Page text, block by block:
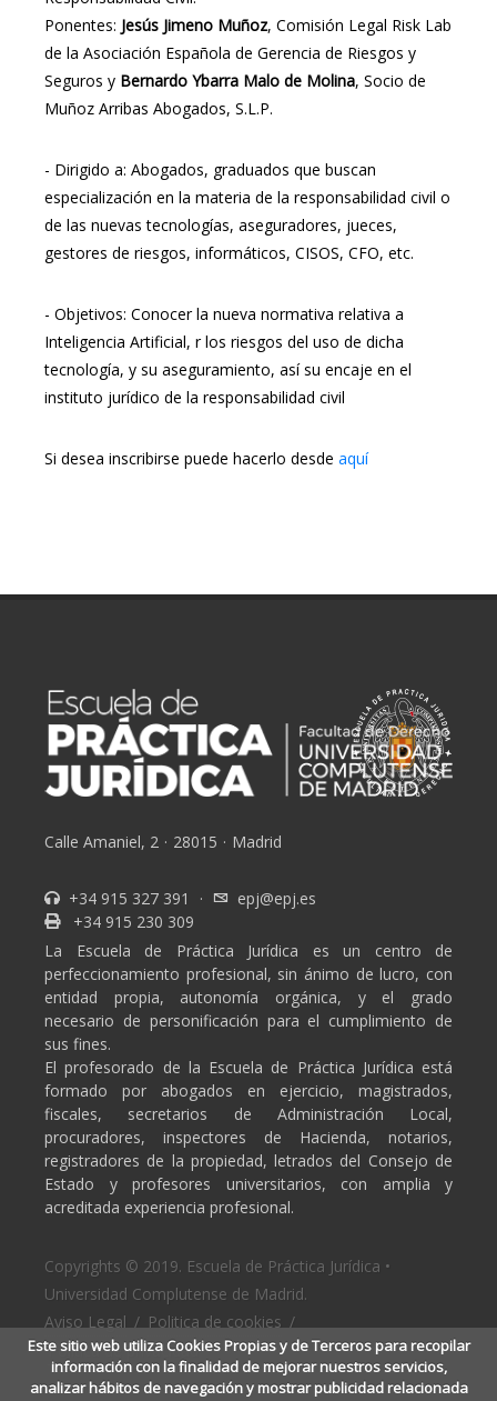
Ponentes: Jesús Jimeno Muñoz, Comisión Legal Risk Lab
de la Asociación Española de Gerencia de Riesgos y
Seguros y Bernardo Ybarra Malo de Molina, Socio de
Muñoz Arribas Abogados, S.L.P.
- Dirigido a: Abogados, graduados que buscan
especialización en la materia de la responsabilidad civil o
de las nuevas tecnologías, aseguradores, jueces,
gestores de riesgos, informáticos, CISOS, CFO, etc.
- Objetivos: Conocer la nueva normativa relativa a
Inteligencia Artificial, r los riesgos del uso de dicha
tecnología, y su aseguramiento, así su encaje en el
instituto jurídico de la responsabilidad civil
Si desea inscribirse puede hacerlo desde aquí
Calle Amaniel, 2 · 28015 · Madrid
+34 915 327 391 ·
epj@epj.es
+34 915 230 309
La Escuela de Práctica Jurídica es un centro de
perfeccionamiento profesional, sin ánimo de lucro, con
entidad propia, autonomía orgánica, y el grado
necesario de personificación para el cumplimiento de
sus fines.
El profesorado de la Escuela de Práctica Jurídica está
formado por abogados en ejercicio, magistrados,
fiscales, secretarios de Administración Local,
procuradores, inspectores de Hacienda, notarios,
registradores de la propiedad, letrados del Consejo de
Estado y profesores universitarios, con amplia y
acreditada experiencia profesional.
Copyrights © 2019. Escuela de Práctica Jurídica •
Universidad Complutense de Madrid.
Aviso Legal / Politica de cookies /
Politica de privacidad
Este sitio web utiliza Cookies Propias y de Terceros para recopilar
información con la finalidad de mejorar nuestros servicios,
analizar hábitos de navegación y mostrar publicidad relacionada